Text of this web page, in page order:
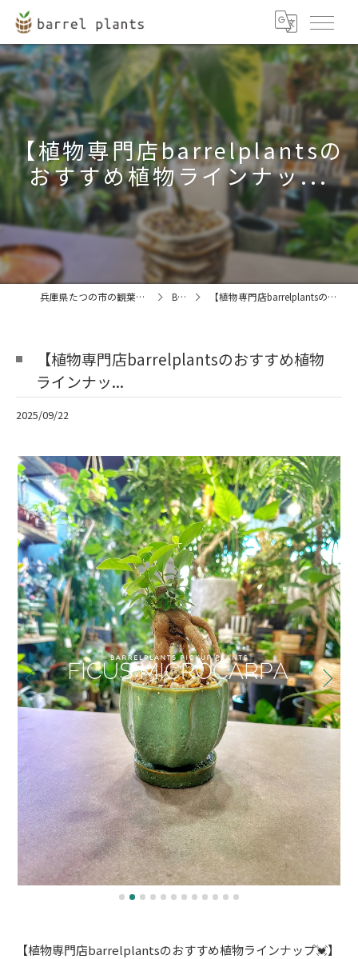
【植物専門店barrelplantsの
おすすめ植物ラインナッ...
兵庫県たつの市の観葉植物ならbarrel plants BLOG 【植物専門店barrelplantsのおすすめ植物ラインナッ...
【植物専門店barrelplantsのおすすめ植物
ラインナッ...
2025/09/22
【植物専門店barrelplantsのおすすめ植物ラインナップ💓】